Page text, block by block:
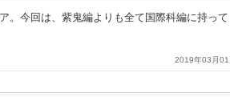
。今回は、紫鬼編よりも全て国際科編に持って
2019年03月01